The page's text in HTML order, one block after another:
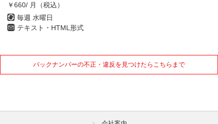
￥660/ 月（税込）
毎週 水曜日
テキスト・HTML形式
バックナンバーの不正・違反を見つけたらこちらまで